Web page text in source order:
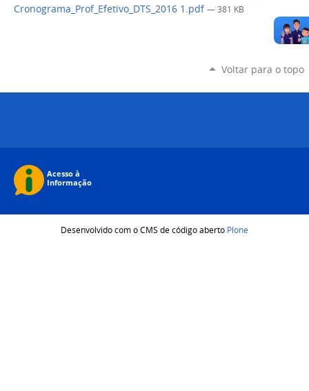
Cronograma_Prof_Efetivo_DTS_2016 1.pdf — 381 KB
Voltar para o topo
Desenvolvido com o CMS de código aberto Plone